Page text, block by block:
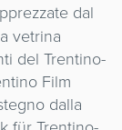
dal
vetrina
del Trentino-
Film
dalla